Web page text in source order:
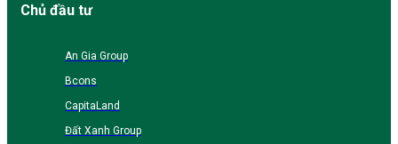
Chủ đầu tư
An Gia Group
Bcons
CapitaLand
Đất Xanh Group